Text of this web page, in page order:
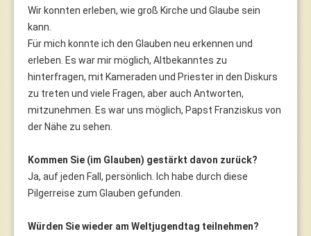
Wir konnten erleben, wie groß Kirche und Glaube sein
kann.
Für mich konnte ich den Glauben neu erkennen und
erleben. Es war mir möglich, Altbekanntes zu
hinterfragen, mit Kameraden und Priester in den Diskurs
zu treten und viele Fragen, aber auch Antworten,
mitzunehmen. Es war uns möglich, Papst Franziskus von
der Nähe zu sehen.
Kommen Sie (im Glauben) gestärkt davon zurück?
Ja, auf jeden Fall, persönlich. Ich habe durch diese
Pilgerreise zum Glauben gefunden.
Würden Sie wieder am Weltjugendtag teilnehmen?